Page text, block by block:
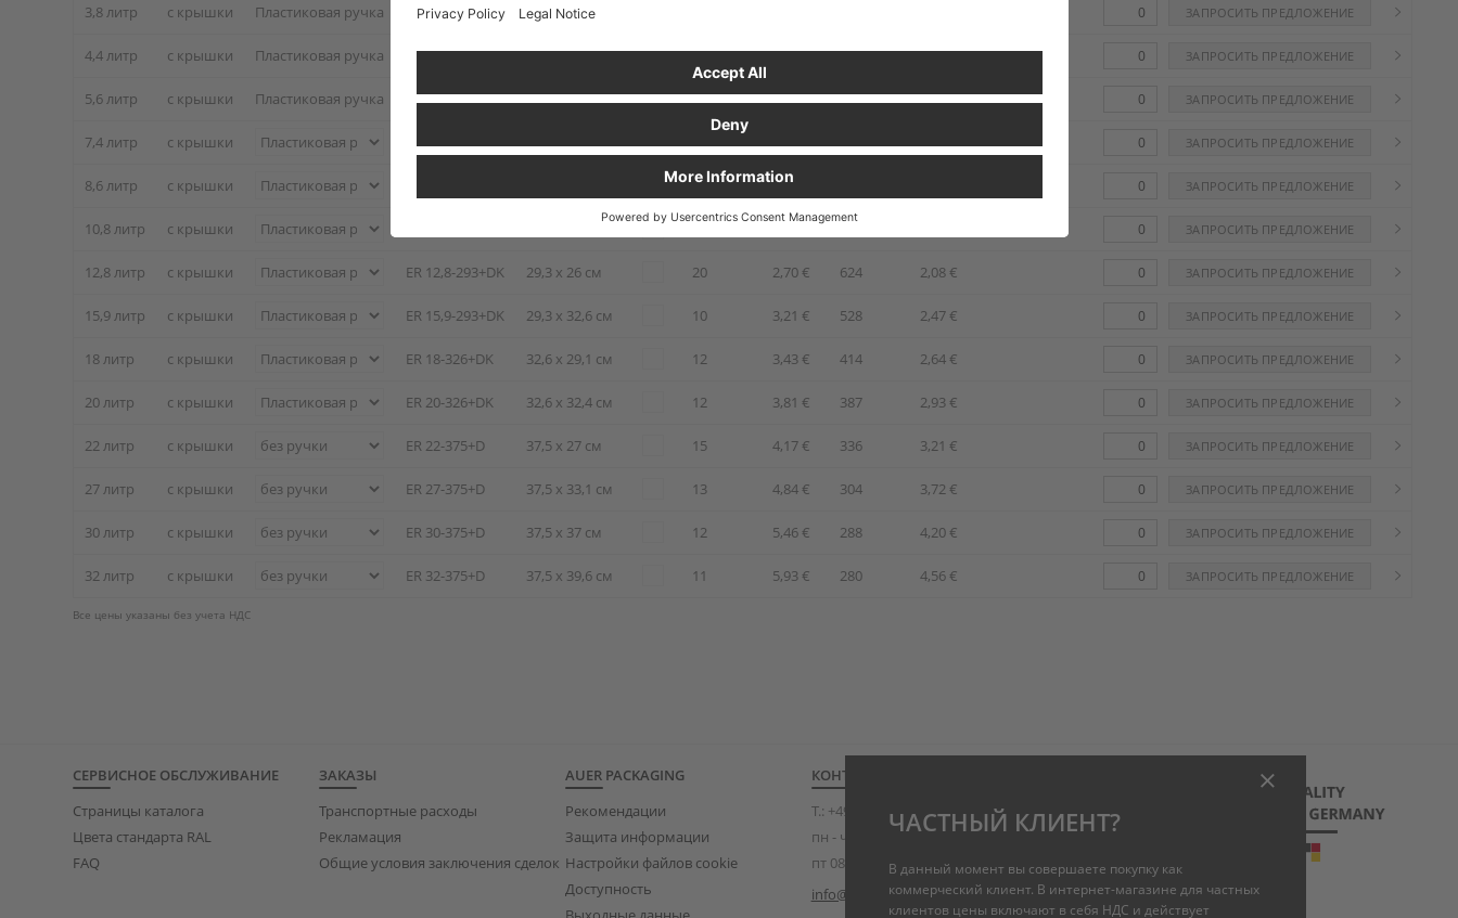
3,8 литр с крышки Пластиковая ручка ER 3,8-200+DK 20 x 16,8 см
4,4 литр с крышки Пластиковая ручка ER 4,4-226+DK 22,6 x 15 см 72 1,33 € 900 1,02 €
5,6 литр с крышки Пластиковая ручка ER 5,6-226+DK 22,6 x 19 см 56 1,48 € 700 1,14 €
7,4 литр с крышки ER 7,4-267+DK 26,7 x 18 см 42 1,68 € 840 1,29 €
8,6 литр с крышки 36 1,91 €
10,8 литр с крышки
12,8 литр с крышки ER 12,8-293+DK 29,3 x 26 см 20 2,70 € 624 2,08 €
15,9 литр с крышки ER 15,9-293+DK 29,3 x 32,6 см 10 3,21 € 528 2,47 €
18 литр с крышки ER 18-326+DK 32,6 x 29,1 см 12 3,43 € 414 2,64 €
20 литр с крышки ER 20-326+DK 32,6 x 32,4 см 12 3,81 € 387 2,93 €
22 литр с крышки ER 22-375+D 37,5 x 27 см 15 4,17 € 336 3,21 €
27 литр с крышки ER 27-375+D 37,5 x 33,1 см 13 4,84 € 304 3,72 €
30 литр с крышки ER 30-375+D 37,5 x 37 см 12 5,46 € 288 4,20 €
32 литр с крышки ER 32-375+D 37,5 x 39,6 см 11 5,93 € 280 4,56 €
Все цены указаны без учета НДС
СЕРВИСНОЕ ОБСЛУЖИВАНИЕ
Страницы каталога
Цвета стандарта RAL
FAQ
ЗАКАЗЫ
Транспортные расходы
Рекламация
Общие условия заключения сделок
AUER PACKAGING
Рекомендации
Защита информации
Настройки файлов cookie
Доступность
КОНТАКТЫ
T.: +49 (0)8075 91333-840
пн - чт 08:00 — 17:00
пт 08:00 — 15:00
info@auer-packaging.com
ЧАСТНЫЙ КЛИЕНТ?
В данный момент вы совершаете покупку как
коммерческий клиент. В интернет-магазине для частных
клиентов цены включают в себя НДС и действует